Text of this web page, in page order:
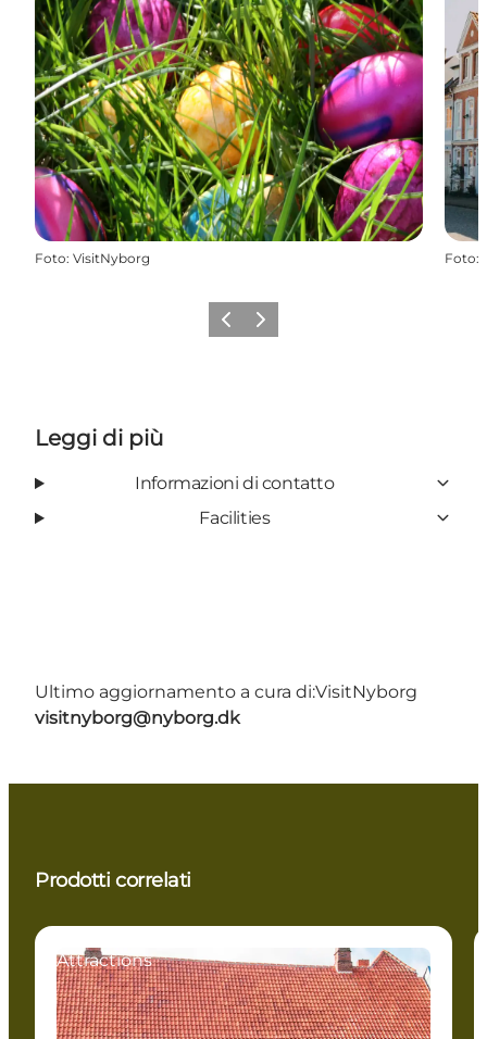
Foto: VisitNyborg Foto:
Precedente
Avanti
Leggi di più
Informazioni di contatto
Facilities
Ultimo aggiornamento a cura di:VisitNyborg
visitnyborg@nyborg.dk
Prodotti correlati
Attractions